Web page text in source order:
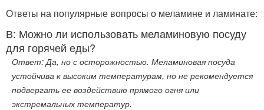
Ответы на популярные вопросы о меламине и ламинате:
В: Можно ли использовать меламиновую посуду
для горячей еды?
Ответ: Да, но с осторожностью. Меламиновая посуда
устойчива к высоким температурам, но не рекомендуется
подвергать ее воздействию прямого огня или
экстремальных температур.